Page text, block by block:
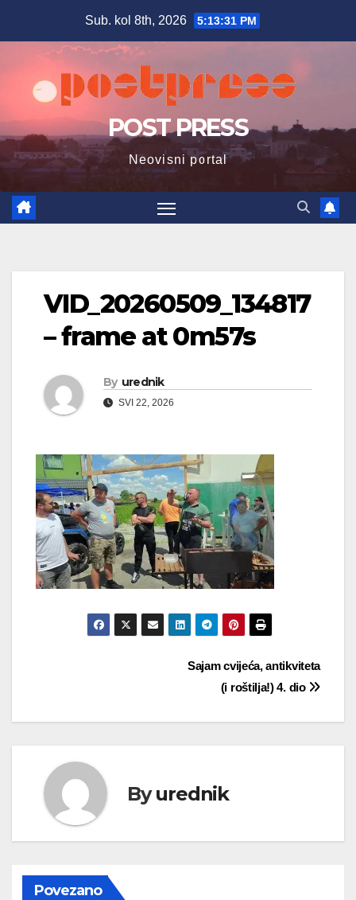
Sub. kol 8th, 2026 5:13:32 PM
POST PRESS
Neovisni portal
VID_20260509_134817
– frame at 0m57s
By urednik
SVI 22, 2026
Sajam cvijeća, antikviteta
(i roštilja!) 4. dio
Byurednik
Povezano